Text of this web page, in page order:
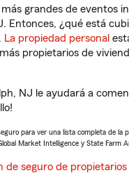
grandes de eventos
Entonces, ¿qué está
La propiedad personal
propietarios de
NJ le ayudará a
para ver una lista completa de la
Market Intelligence y State Farm
de seguro de